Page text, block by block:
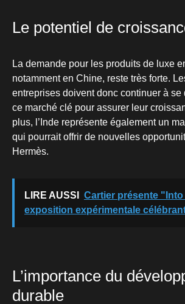
Le potentiel de
La demande pour les produits de luxe
notamment en Chine, reste très forte.
entreprises doivent donc continuer à se
ce marché clé pour assurer leur
plus, l’Inde représente également un
qui pourrait offrir de nouvelles
Hermès.
LIRE AUSSI
Cartier présente
exposition expérimentale
L’importance du
durable